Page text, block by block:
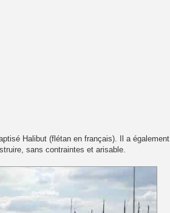
Halibut (flétan en français). Il a également
sans contraintes et arisable.